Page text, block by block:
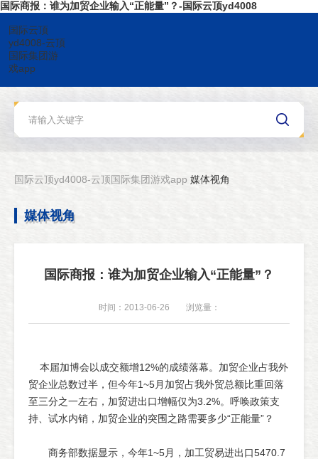
国际商报：谁为加贸企业输入“正能量”？-国际云顶yd4008
国际云顶
yd4008-云顶
国际集团游
戏app
国际云顶yd4008-云顶国际集团游戏app 媒体视角
媒体视角
国际商报：谁为加贸企业输入“正能量”？
时间：2013-06-26 浏览量：
本届加博会以成交额增12%的成绩落幕。加贸企业占我外
贸企业总数过半，但今年1~5月加贸占我外贸总额比重回落
至三分之一左右，加贸进出口增幅仅为3.2%。呼唤政策支
持、试水内销，加贸企业的突围之路需要多少“正能量”？
商务部数据显示，今年1~5月，加工贸易进出口5470.7